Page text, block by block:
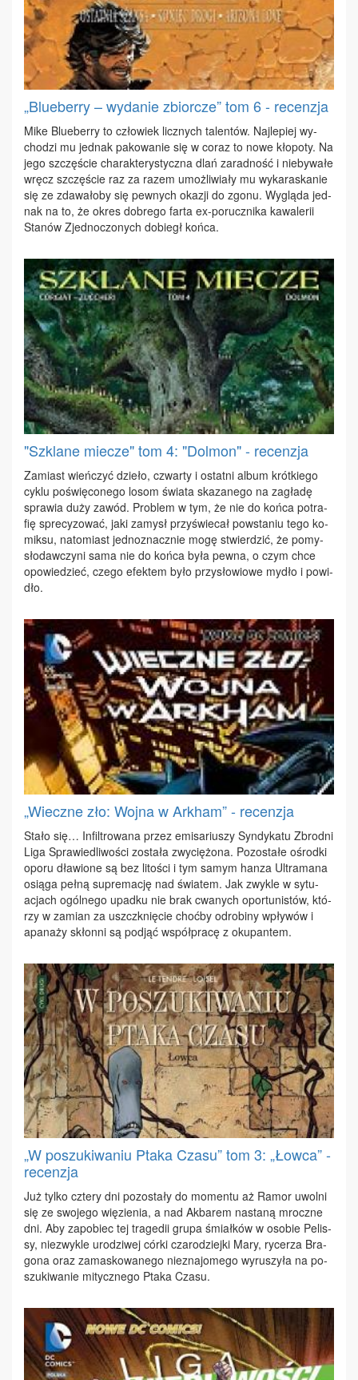
„Blueberry – wydanie zbiorcze” tom 6 - recenzja
Mi­ke Blu­eber­ry to czło­wiek licz­nych ta­len­tów. Naj­le­piej wy­
cho­dzi mu jed­nak pa­ko­wa­nie się w co­raz to no­we kło­po­ty. Na
je­go szczę­ście cha­rak­te­ry­stycz­na dlań za­rad­ność i nie­by­wa­łe
wręcz szczę­ście raz za ra­zem umoż­li­wia­ły mu wy­ka­ra­ska­nie
się ze zda­wa­ło­by się pew­nych oka­zji do zgo­nu. Wy­glą­da jed­
nak na to, że okres do­bre­go far­ta ex-po­rucz­ni­ka ka­wa­le­rii
Sta­nów Zjed­no­czo­nych do­biegł koń­ca.
"Szklane miecze" tom 4: "Dolmon" - recenzja
Za­miast wień­czyć dzie­ło, czwar­ty i ostat­ni al­bum krót­kie­go
cy­klu po­świę­co­ne­go lo­som świa­ta ska­za­ne­go na za­gła­dę
spra­wia du­ży za­wód. Pro­blem w tym, że nie do koń­ca po­tra­
fię spre­cy­zo­wać, ja­ki za­mysł przy­świe­cał po­wsta­niu te­go ko­
mik­su, na­to­miast jed­no­znacz­nie mo­gę stwier­dzić, że po­my­
sło­daw­czy­ni sa­ma nie do koń­ca by­ła pew­na, o czym chce
opo­wie­dzieć, cze­go efek­tem by­ło przy­sło­wio­we my­dło i po­wi­
dło.
„Wieczne zło: Wojna w Arkham” - recenzja
Sta­ło się… In­fil­tro­wa­na przez emi­sa­riu­szy Syn­dy­ka­tu Zbrod­ni
Li­ga Spra­wie­dli­wo­ści zo­sta­ła zwy­cię­żo­na. Po­zo­sta­łe ośrod­ki
opo­ru dła­wio­ne są bez li­to­ści i tym sa­mym han­za Ul­tra­ma­na
osią­ga peł­ną su­pre­ma­cję nad świa­tem. Jak zwy­kle w sy­tu­
acjach ogól­ne­go upad­ku nie brak cwa­nych opor­tu­ni­stów, któ­
rzy w za­mian za uszczk­nię­cie choć­by odro­bi­ny wpły­wów i
apa­na­ży skłon­ni są pod­jąć współ­pra­cę z oku­pan­tem.
„W poszukiwaniu Ptaka Czasu” tom 3: „Łowca” -
recenzja
Już tyl­ko czte­ry dni po­zo­sta­ły do mo­men­tu aż Ra­mor uwol­ni
się ze swo­je­go wię­zie­nia, a nad Ak­ba­rem na­sta­ną mrocz­ne
dni. Aby za­po­biec tej tra­ge­dii gru­pa śmiał­ków w oso­bie Pe­lis­
sy, nie­zwy­kle uro­dzi­wej cór­ki cza­ro­dziej­ki Ma­ry, ry­ce­rza Bra­
go­na oraz za­ma­sko­wa­ne­go nie­zna­jo­me­go wy­ru­szy­ła na po­
szu­ki­wa­nie mi­tycz­ne­go Pta­ka Cza­su.